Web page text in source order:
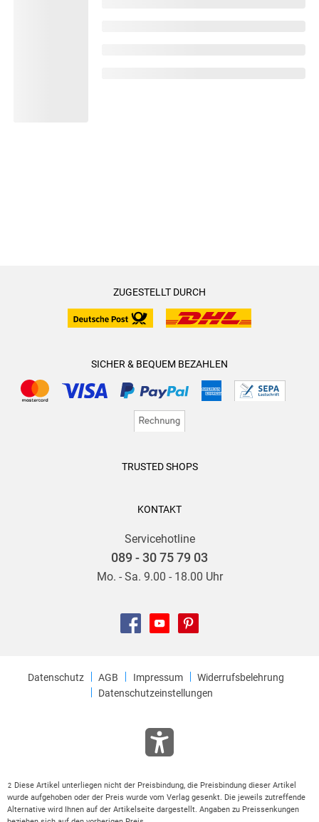
ZUGESTELLT DURCH
SICHER & BEQUEM BEZAHLEN
TRUSTED SHOPS
KONTAKT
Servicehotline
089 - 30 75 79 03
Mo. - Sa. 9.00 - 18.00 Uhr
Datenschutz AGB Impressum
Widerrufsbelehrung
Datenschutzeinstellungen
2
Diese Artikel unterliegen nicht der Preisbindung, die Preisbindung dieser Artikel
wurde aufgehoben oder der Preis wurde vom Verlag gesenkt. Die jeweils zutreffende
Alternative wird Ihnen auf der Artikelseite dargestellt. Angaben zu Preissenkungen